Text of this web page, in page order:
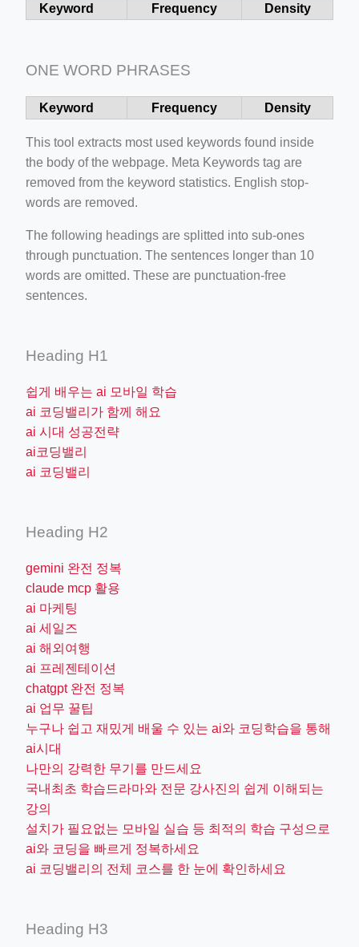
crew-neck-navy-blue/
feed-calculator
work?lat=37.49813&lng=127.0284&zoom=16
shredder-plant-equipment/scrap-shredder-fabrication
Keyword Frequency Density
ONE WORD PHRASES
Keyword Frequency Density
This tool extracts most used keywords found inside
the body of the webpage. Meta Keywords tag are
removed from the keyword statistics. English stop-
words are removed.
The following headings are splitted into sub-ones
through punctuation. The sentences longer than 10
words are omitted. These are punctuation-free
sentences.
Heading H1
쉽게 배우는 ai 모바일 학습
ai 코딩밸리가 함께 해요
ai 시대 성공전략
ai코딩밸리
ai 코딩밸리
Heading H2
gemini 완전 정복
claude mcp 활용
ai 마케팅
ai 세일즈
ai 해외여행
ai 프레젠테이션
chatgpt 완전 정복
ai 업무 꿀팁
누구나 쉽고 재밌게 배울 수 있는 ai와 코딩학습을 통해
ai시대
나만의 강력한 무기를 만드세요
국내최초 학습드라마와 전문 강사진의 쉽게 이해되는
강의
설치가 필요없는 모바일 실습 등 최적의 학습 구성으로
ai와 코딩을 빠르게 정복하세요
ai 코딩밸리의 전체 코스를 한 눈에 확인하세요
Heading H3